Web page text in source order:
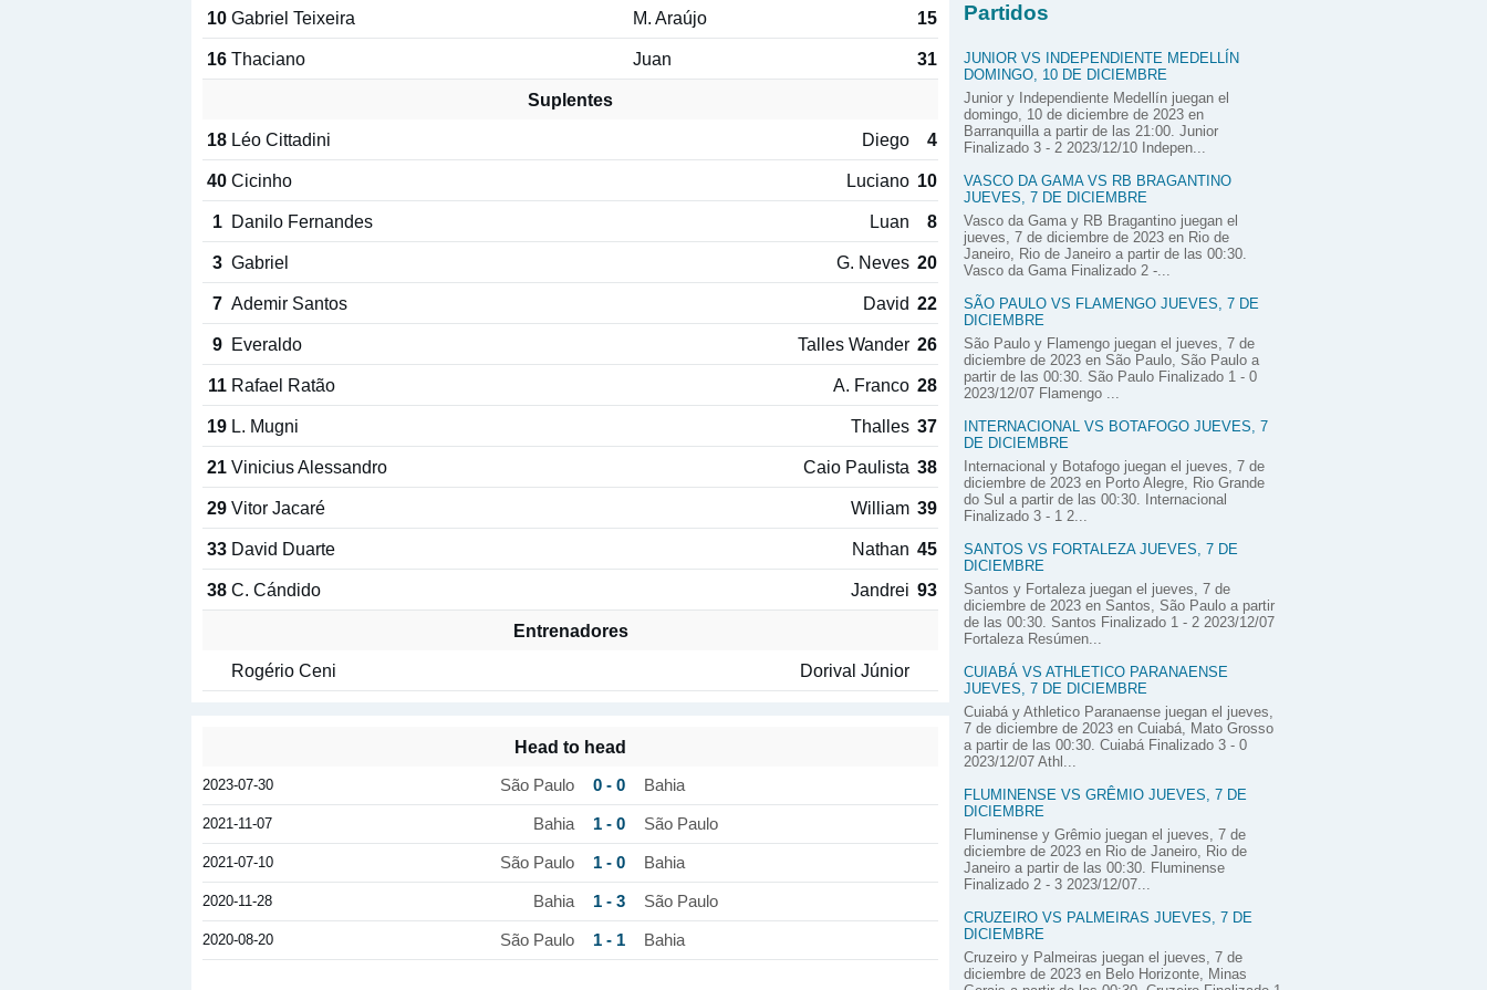
10 Gabriel Teixeira M. Araújo 15
16 Thaciano Juan 31
Suplentes
18 Léo Cittadini Diego 4
40 Cicinho Luciano 10
1 Danilo Fernandes Luan 8
3 Gabriel G. Neves 20
7 Ademir Santos David 22
9 Everaldo Talles Wander 26
11 Rafael Ratão A. Franco 28
19 L. Mugni Thalles 37
21 Vinicius Alessandro Caio Paulista 38
29 Vitor Jacaré William 39
33 David Duarte Nathan 45
38 C. Cándido Jandrei 93
Entrenadores
Rogério Ceni
Dorival Júnior
Head to head
2023-07-30 São Paulo 0 - 0 Bahia
2021-11-07 Bahia 1 - 0 São Paulo
2021-07-10 São Paulo 1 - 0 Bahia
2020-11-28 Bahia 1 - 3 São Paulo
2020-08-20 São Paulo 1 - 1 Bahia
Partidos
JUNIOR VS INDEPENDIENTE MEDELLÍN
DOMINGO, 10 DE DICIEMBRE
Junior y Independiente Medellín juegan el
domingo, 10 de diciembre de 2023 en
Barranquilla a partir de las 21:00. Junior
Finalizado 3 - 2 2023/12/10 Indepen...
VASCO DA GAMA VS RB BRAGANTINO
JUEVES, 7 DE DICIEMBRE
Vasco da Gama y RB Bragantino juegan el
jueves, 7 de diciembre de 2023 en Rio de
Janeiro, Rio de Janeiro a partir de las 00:30.
Vasco da Gama Finalizado 2 -...
SÃO PAULO VS FLAMENGO JUEVES, 7 DE
DICIEMBRE
São Paulo y Flamengo juegan el jueves, 7 de
diciembre de 2023 en São Paulo, São Paulo a
partir de las 00:30. São Paulo Finalizado 1 - 0
2023/12/07 Flamengo ...
INTERNACIONAL VS BOTAFOGO JUEVES, 7
DE DICIEMBRE
Internacional y Botafogo juegan el jueves, 7 de
diciembre de 2023 en Porto Alegre, Rio Grande
do Sul a partir de las 00:30. Internacional
Finalizado 3 - 1 2...
SANTOS VS FORTALEZA JUEVES, 7 DE
DICIEMBRE
Santos y Fortaleza juegan el jueves, 7 de
diciembre de 2023 en Santos, São Paulo a partir
de las 00:30. Santos Finalizado 1 - 2 2023/12/07
Fortaleza Resúmen...
CUIABÁ VS ATHLETICO PARANAENSE
JUEVES, 7 DE DICIEMBRE
Cuiabá y Athletico Paranaense juegan el jueves,
7 de diciembre de 2023 en Cuiabá, Mato Grosso
a partir de las 00:30. Cuiabá Finalizado 3 - 0
2023/12/07 Athl...
FLUMINENSE VS GRÊMIO JUEVES, 7 DE
DICIEMBRE
Fluminense y Grêmio juegan el jueves, 7 de
diciembre de 2023 en Rio de Janeiro, Rio de
Janeiro a partir de las 00:30. Fluminense
Finalizado 2 - 3 2023/12/07...
CRUZEIRO VS PALMEIRAS JUEVES, 7 DE
DICIEMBRE
Cruzeiro y Palmeiras juegan el jueves, 7 de
diciembre de 2023 en Belo Horizonte, Minas